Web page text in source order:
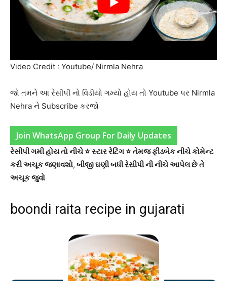
Video Credit : Youtube/ Nirmla Nehra
જો તમને આ રેસીપી નો વિડીયો ગમ્યો હોય તો Youtube પર Nirmla
Nehra ને Subscribe કરજો
Join WhatsApp Group For Daily Updates
રેસીપી ગમી હોય તો નીચે ⭐ સ્ટાર રેટિંગ ⭐ તેમજ ફીડબેક નીચે કોમેન્ટ
કરી અચૂક જણાવશો, બીજી ઘણી બધી રેસીપી ની નીચે આપેલ છે તે
અચૂક જુવો
boondi raita recipe in gujarati